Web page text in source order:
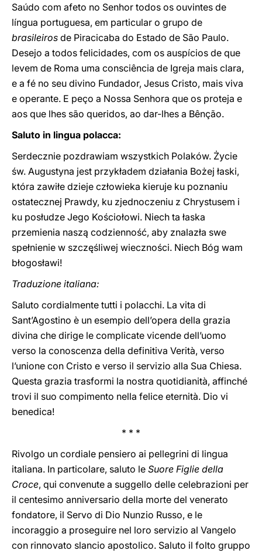
Saúdo com afeto no Senhor todos os ouvintes de
língua portuguesa, em particular o grupo de
brasileiros de Piracicaba do Estado de São Paulo.
Desejo a todos felicidades, com os auspícios de que
levem de Roma uma consciência de Igreja mais clara,
e a fé no seu divino Fundador, Jesus Cristo, mais viva
e operante. E peço a Nossa Senhora que os proteja e
aos que lhes são queridos, ao dar-lhes a Bênção.
Saluto in lingua polacca:
Serdecznie pozdrawiam wszystkich Polaków. Życie
św. Augustyna jest przykładem działania Bożej łaski,
która zawiłe dzieje człowieka kieruje ku poznaniu
ostatecznej Prawdy, ku zjednoczeniu z Chrystusem i
ku posłudze Jego Kościołowi. Niech ta łaska
przemienia naszą codzienność, aby znalazła swe
spełnienie w szczęśliwej wieczności. Niech Bóg wam
błogosławi!
Traduzione italiana:
Saluto cordialmente tutti i polacchi. La vita di
Sant’Agostino è un esempio dell’opera della grazia
divina che dirige le complicate vicende dell’uomo
verso la conoscenza della definitiva Verità, verso
l’unione con Cristo e verso il servizio alla Sua Chiesa.
Questa grazia trasformi la nostra quotidianità, affinché
trovi il suo compimento nella felice eternità. Dio vi
benedica!
* * *
Rivolgo un cordiale pensiero ai pellegrini di lingua
italiana. In particolare, saluto le Suore Figlie della
Croce, qui convenute a suggello delle celebrazioni per
il centesimo anniversario della morte del venerato
fondatore, il Servo di Dio Nunzio Russo, e le
incoraggio a proseguire nel loro servizio al Vangelo
con rinnovato slancio apostolico. Saluto il folto gruppo